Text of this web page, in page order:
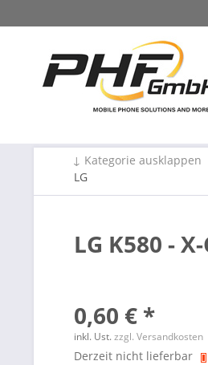
↓ Kategorie ausklappen
LG
LG K580 -
0,60 € *
inkl. Ust.zzgl. Versandkosten
Derzeit nicht lieferbar